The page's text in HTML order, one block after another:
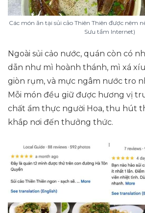
Các món ăn tại sủi cảo Thiên Thiên được nêm
Sưu tầm Internet)
Ngoài sủi cảo nước, quán còn có
dẫn như mì hoành thánh, mì xá
giòn rụm, và mực ngâm nước tro
Mỗi món đều giữ được hương vị
chất ẩm thực người Hoa, thu hút
khắp nơi đến thưởng thức.